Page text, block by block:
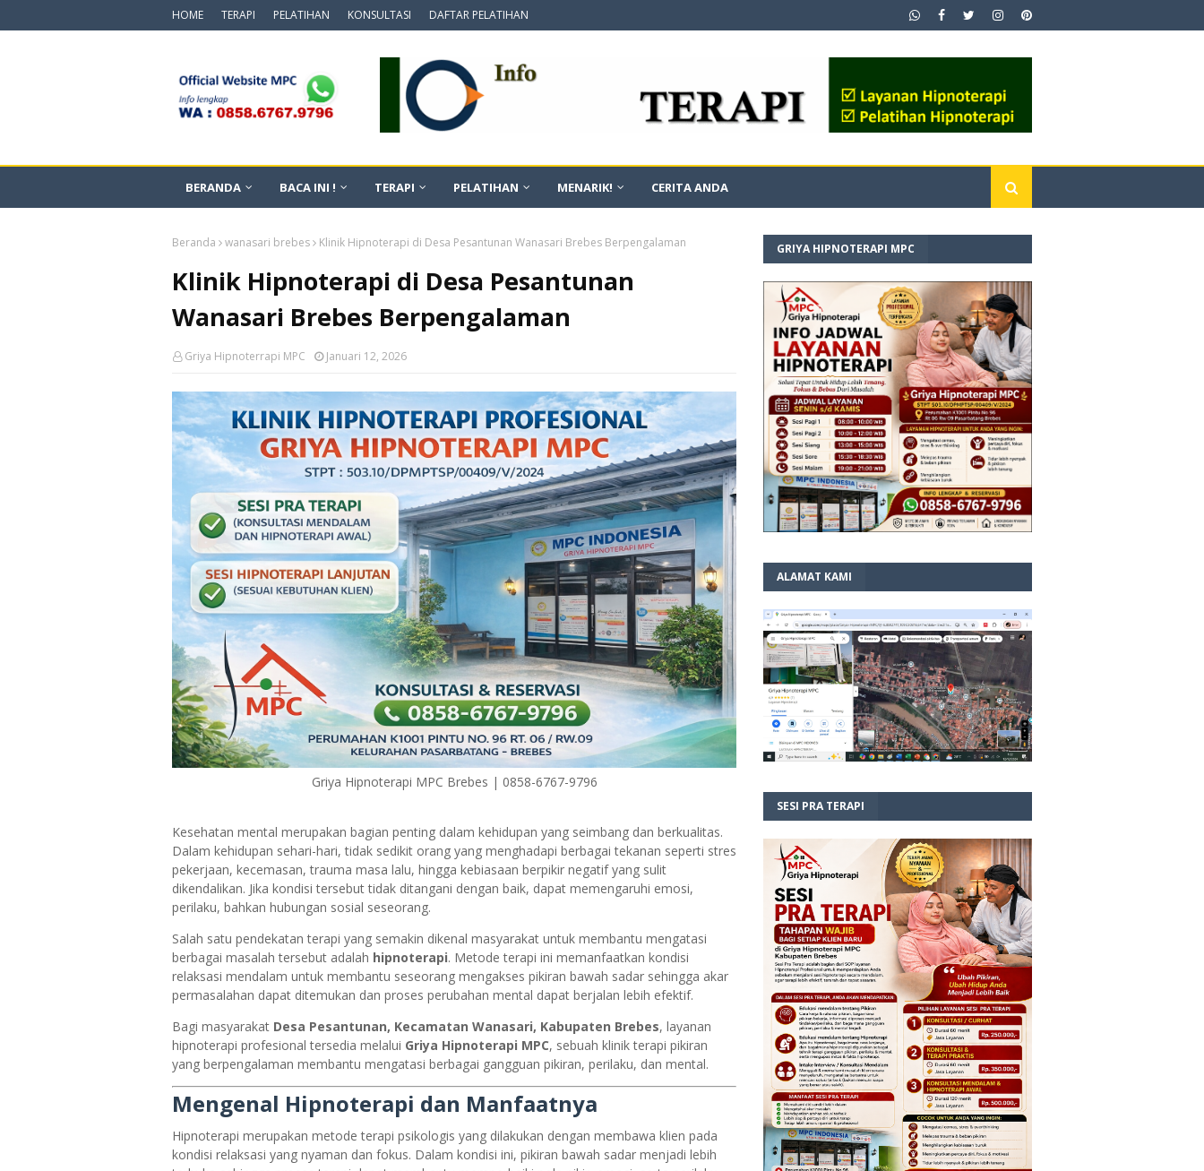
HOME TERAPI PELATIHAN KONSULTASI DAFTAR PELATIHAN
BERANDA BACA INI ! TERAPI PELATIHAN MENARIK! CERITA ANDA
Beranda wanasari brebes Klinik Hipnoterapi di Desa Pesantunan Wanasari Brebes Berpengalaman
Klinik Hipnoterapi di Desa Pesantunan
Wanasari Brebes Berpengalaman
Griya Hipnoterrapi MPC Januari 12, 2026
Griya Hipnoterapi MPC Brebes | 0858-6767-9796
Kesehatan mental merupakan bagian penting dalam kehidupan yang seimbang dan berkualitas.
Dalam kehidupan sehari-hari, tidak sedikit orang yang menghadapi berbagai tekanan seperti stres
pekerjaan, kecemasan, trauma masa lalu, hingga kebiasaan berpikir negatif yang sulit
dikendalikan. Jika kondisi tersebut tidak ditangani dengan baik, dapat memengaruhi emosi,
perilaku, bahkan hubungan sosial seseorang.
Salah satu pendekatan terapi yang semakin dikenal masyarakat untuk membantu mengatasi
berbagai masalah tersebut adalah hipnoterapi. Metode terapi ini memanfaatkan kondisi
relaksasi mendalam untuk membantu seseorang mengakses pikiran bawah sadar sehingga akar
permasalahan dapat ditemukan dan proses perubahan mental dapat berjalan lebih efektif.
Bagi masyarakat Desa Pesantunan, Kecamatan Wanasari, Kabupaten Brebes, layanan
hipnoterapi profesional tersedia melalui Griya Hipnoterapi MPC, sebuah klinik terapi pikiran
yang berpengalaman membantu mengatasi berbagai gangguan pikiran, perilaku, dan mental.
Mengenal Hipnoterapi dan Manfaatnya
Hipnoterapi merupakan metode terapi psikologis yang dilakukan dengan membawa klien pada
kondisi relaksasi yang nyaman dan fokus. Dalam kondisi ini, pikiran bawah sadar menjadi lebih
GRIYA HIPNOTERAPI MPC
ALAMAT KAMI
SESI PRA TERAPI